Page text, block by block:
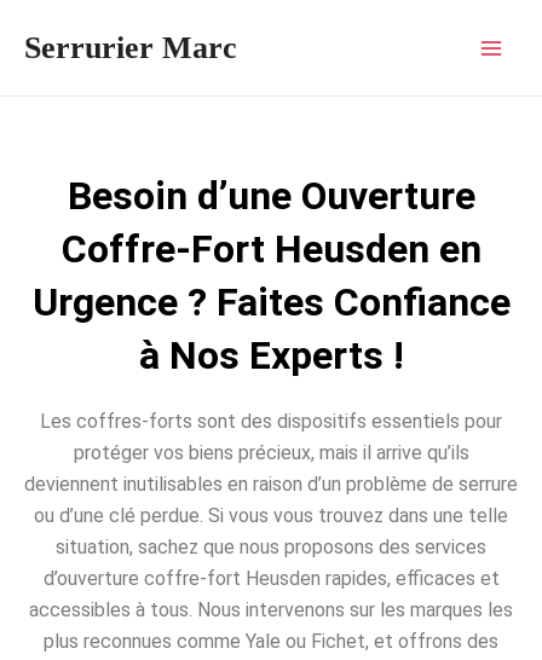
Serrurier Marc
Besoin d’une Ouverture
Coffre-Fort Heusden en
Urgence ? Faites Confiance
à Nos Experts !
Les coffres-forts sont des dispositifs essentiels pour
protéger vos biens précieux, mais il arrive qu’ils
deviennent inutilisables en raison d’un problème de serrure
ou d’une clé perdue. Si vous vous trouvez dans une telle
situation, sachez que nous proposons des services
d’ouverture coffre-fort Heusden rapides, efficaces et
accessibles à tous. Nous intervenons sur les marques les
plus reconnues comme Yale ou Fichet, et offrons des